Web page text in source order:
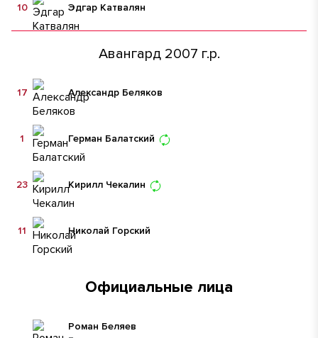
Эдгар Катвалян
10
Авангард 2007 г.р.
Александр Беляков
17
Герман Балатский
1
Кирилл Чекалин
23
Николай Горский
11
Официальные лица
Роман Беляев